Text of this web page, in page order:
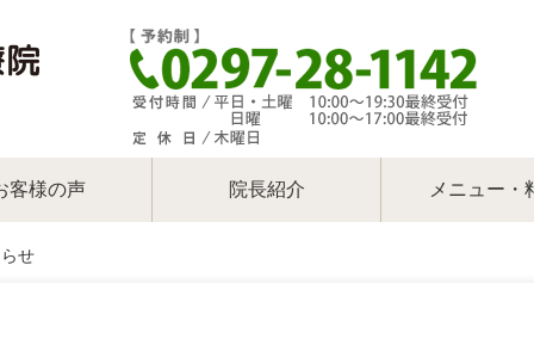
客様の声 院長紹介 メニュー・
せ